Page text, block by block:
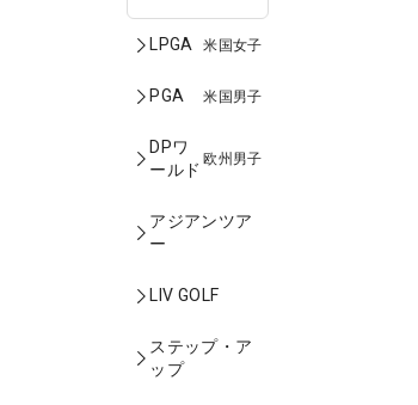
LPGA 米国女子
PGA 米国男子
DPワ
ールド
欧州男子
アジアンツア
ー
LIV GOLF
ステップ・ア
ップ